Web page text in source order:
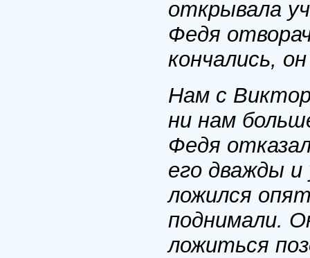
открывала
Федя
кончались,
Нам с
ни нам
Федя
его дважды и
ложился
поднимали.
ложиться